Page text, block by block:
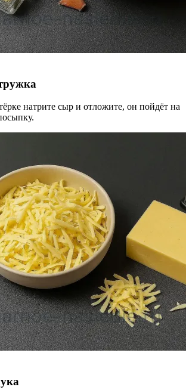
натрите сыр и отложите, он пойдёт на